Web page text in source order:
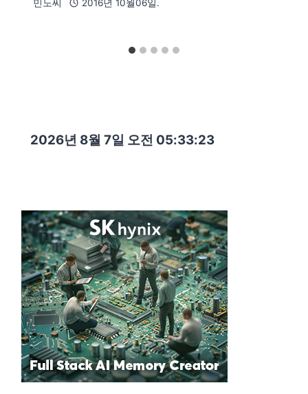
민노씨 2016년 10월06일.
2026년 8월 7일 오전 05:33:24